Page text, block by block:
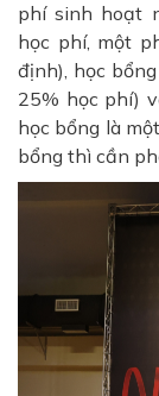
phí sinh hoạt
học phí, một
định), học
25% học phí)
học bổng là
bổng thì cần